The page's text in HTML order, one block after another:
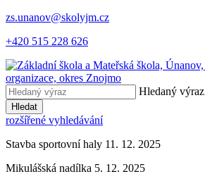
zs.unanov@skolyjm.cz
+420 515 228 626
Hledaný výraz
Hledat
rozšířené vyhledávání
Stavba sportovní haly 11. 12. 2025
Mikulášská nadílka 5. 12. 2025